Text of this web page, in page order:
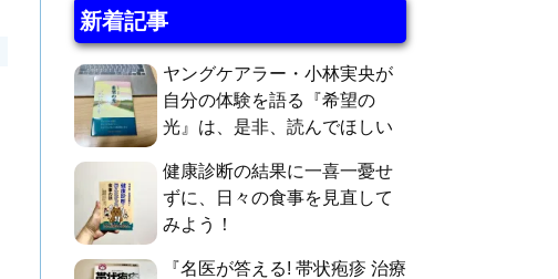
新着記事
ヤングケアラー・小林実央が
自分の体験を語る『希望の
光』は、是非、読んでほしい
健康診断の結果に一喜一憂せ
ずに、日々の食事を見直して
みよう！
『名医が答える! 帯状疱疹 治療